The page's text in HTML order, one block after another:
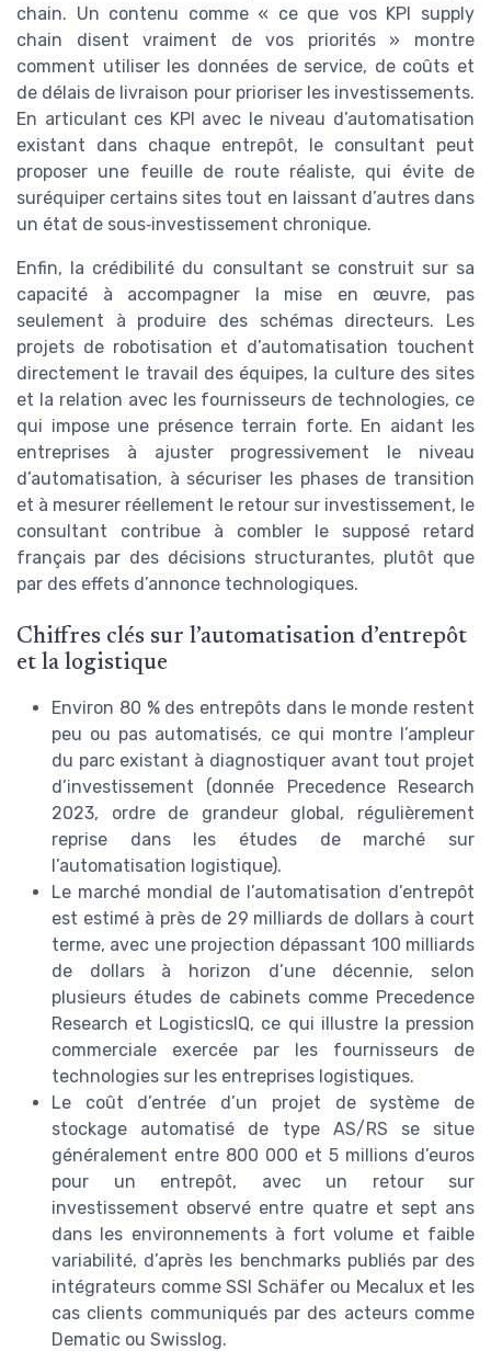
chain. Un contenu comme « ce que vos KPI supply
chain disent vraiment de vos priorités » montre
comment utiliser les données de service, de coûts et
de délais de livraison pour prioriser les investissements.
En articulant ces KPI avec le niveau d’automatisation
existant dans chaque entrepôt, le consultant peut
proposer une feuille de route réaliste, qui évite de
suréquiper certains sites tout en laissant d’autres dans
un état de sous‑investissement chronique.
Enfin, la crédibilité du consultant se construit sur sa
capacité à accompagner la mise en œuvre, pas
seulement à produire des schémas directeurs. Les
projets de robotisation et d’automatisation touchent
directement le travail des équipes, la culture des sites
et la relation avec les fournisseurs de technologies, ce
qui impose une présence terrain forte. En aidant les
entreprises à ajuster progressivement le niveau
d’automatisation, à sécuriser les phases de transition
et à mesurer réellement le retour sur investissement, le
consultant contribue à combler le supposé retard
français par des décisions structurantes, plutôt que
par des effets d’annonce technologiques.
Chiffres clés sur l’automatisation d’entrepôt
et la logistique
Environ 80 % des entrepôts dans le monde restent
peu ou pas automatisés, ce qui montre l’ampleur
du parc existant à diagnostiquer avant tout projet
d’investissement (donnée Precedence Research
2023, ordre de grandeur global, régulièrement
reprise dans les études de marché sur
l’automatisation logistique).
Le marché mondial de l’automatisation d’entrepôt
est estimé à près de 29 milliards de dollars à court
terme, avec une projection dépassant 100 milliards
de dollars à horizon d’une décennie, selon
plusieurs études de cabinets comme Precedence
Research et LogisticsIQ, ce qui illustre la pression
commerciale exercée par les fournisseurs de
technologies sur les entreprises logistiques.
Le coût d’entrée d’un projet de système de
stockage automatisé de type AS/RS se situe
généralement entre 800 000 et 5 millions d’euros
pour un entrepôt, avec un retour sur
investissement observé entre quatre et sept ans
dans les environnements à fort volume et faible
variabilité, d’après les benchmarks publiés par des
intégrateurs comme SSI Schäfer ou Mecalux et les
cas clients communiqués par des acteurs comme
Dematic ou Swisslog.